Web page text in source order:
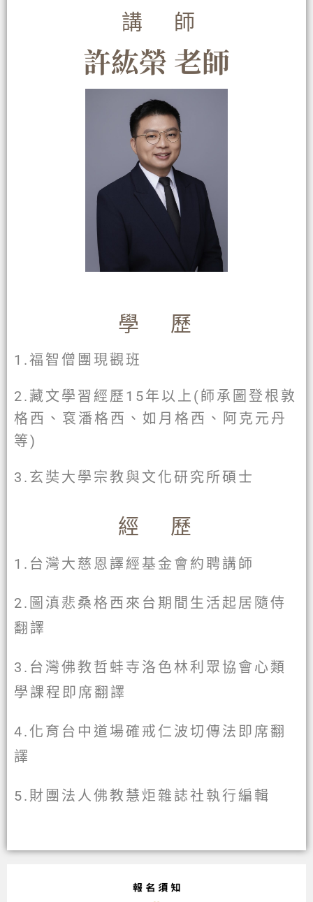
講師
許紘榮 老師
學歷
1.福智僧團現觀班
2.藏文學習經歷15年以上(師承圖登根敦
格西、袞潘格西、如月格西、阿克元丹
等)
3.玄奘大學宗教與文化研究所碩士
經歷
1.台灣大慈恩譯經基金會約聘講師
2.圖滇悲桑格西來台期間生活起居隨侍
翻譯
3.台灣佛教哲蚌寺洛色林利眾協會心類
學課程即席翻譯
4.化育台中道場確戒仁波切傳法即席翻
譯
5.財團法人佛教慧炬雜誌社執行編輯